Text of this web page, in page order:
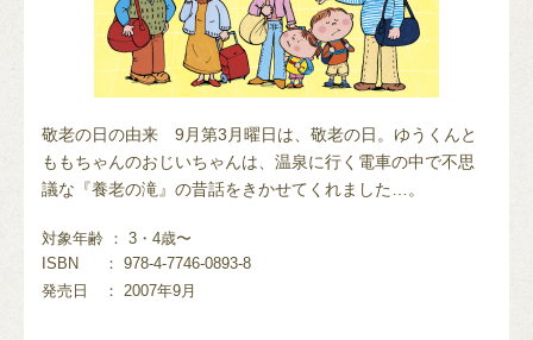
敬老の日の由来 9月第3月曜日は、敬老の日。ゆうくんと
ももちゃんのおじいちゃんは、温泉に行く電車の中で不思
議な『養老の滝』の昔話をきかせてくれました…。
対象年齢 ： 3・4歳〜
ISBN
： 978-4-7746-0893-8
発売日
： 2007年9月